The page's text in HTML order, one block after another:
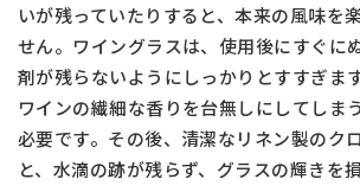
いが残っていたりすると、本来の風味を
せん。ワイングラスは、使用後にすぐに
剤が残らないようにしっかりとすすぎま
ワインの繊細な香りを台無しにしてしま
必要です。その後、清潔なリネン製のク
と、水滴の跡が残らず、グラスの輝きを